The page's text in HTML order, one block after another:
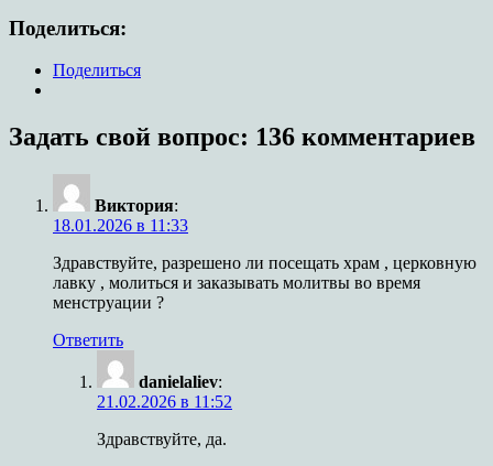
Поделиться:
Поделиться
Задать свой вопрос: 136 комментариев
Виктория:
18.01.2026 в 11:33
Здравствуйте, разрешено ли посещать храм , церковную
лавку , молиться и заказывать молитвы во время
менструации ?
Ответить
danielaliev:
21.02.2026 в 11:52
Здравствуйте, да.